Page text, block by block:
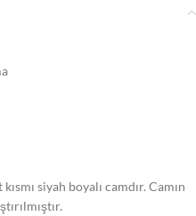
siyah boyalı camdır. Camın